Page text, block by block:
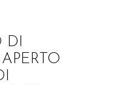
DI